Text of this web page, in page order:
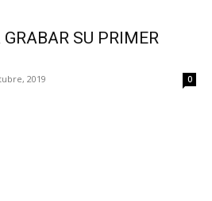
SU PRIMER
2019 0